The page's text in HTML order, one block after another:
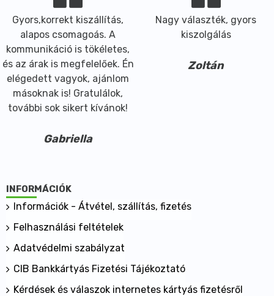
Gyors,korrekt kiszállítás,
alapos csomagoás. A
kommunikáció is tökéletes,
és az árak is megfelelőek. Én
elégedett vagyok, ajánlom
másoknak is! Gratulálok,
további sok sikert kívánok!
Gabriella
Nagy választék, gyors
kiszolgálás
Zoltán
INFORMÁCIÓK
Információk - Átvétel, szállítás, fizetés
Felhasználási feltételek
Adatvédelmi szabályzat
CIB Bankkártyás Fizetési Tájékoztató
Kérdések és válaszok internetes kártyás fizetésről